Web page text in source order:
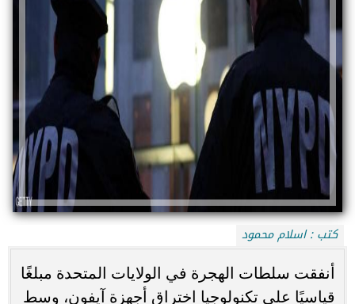
كتب : اسلام محمود
أنفقت سلطات الهجرة في الولايات المتحدة مبلغًا
قياسيًا على تكنولوجيا اختراق أجهزة آيفون، وسط